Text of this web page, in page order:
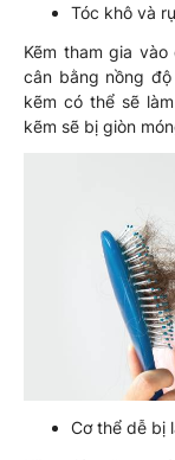
Tóc khô và
Kẽm tham gia
cân bằng nồng
kẽm có thể sẽ
kẽm sẽ bị giòn
Cơ thể dễ bị